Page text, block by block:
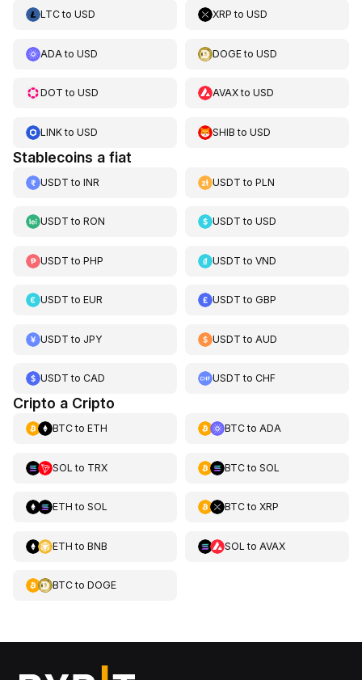
LTCto USD XRP toUSD
ADA to USD DOGEtoUSD
DOT to USD AVAXtoUSD
LINKto USD SHIB toUSD
Stablecoins a fiat
USDT to INR USDT toPLN
USDT to RON USDT toUSD
USDT to PHP USDT toVND
USDT to EUR USDT toGBP
USDT to JPY USDT to AUD
USDT to CAD USDT toCHF
Cripto a Cripto
BTCto ETH BTCto ADA
SOL to TRX BTCto SOL
ETH to SOL BTCto XRP
ETH to BNB SOL to AVAX
BTCto DOGE